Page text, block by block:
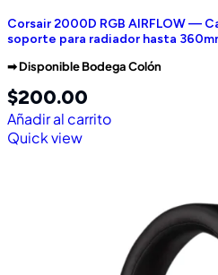
Corsair 2000D RGB AIRFLOW —
soporte para radiador hasta
➡︎ Disponible Bodega Colón
$200.00
Añadir al carrito
Quick view